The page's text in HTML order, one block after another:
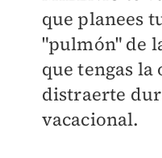
que planees
"pulmón" de
que tengas
distraerte
vacacional.